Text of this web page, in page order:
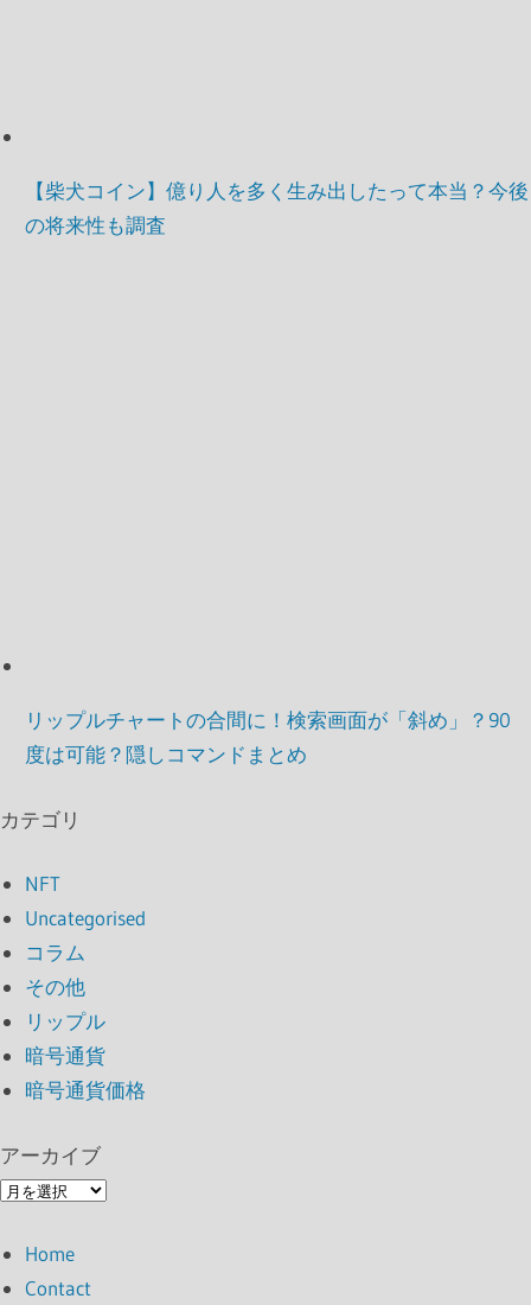
【柴犬コイン】億り人を多く生み出したって本当？今後
の将来性も調査
リップルチャートの合間に！検索画面が「斜め」？90
度は可能？隠しコマンドまとめ
カテゴリ
NFT
Uncategorised
コラム
その他
リップル
暗号通貨
暗号通貨価格
アーカイブ
ア
カ
イ
Home
Contact